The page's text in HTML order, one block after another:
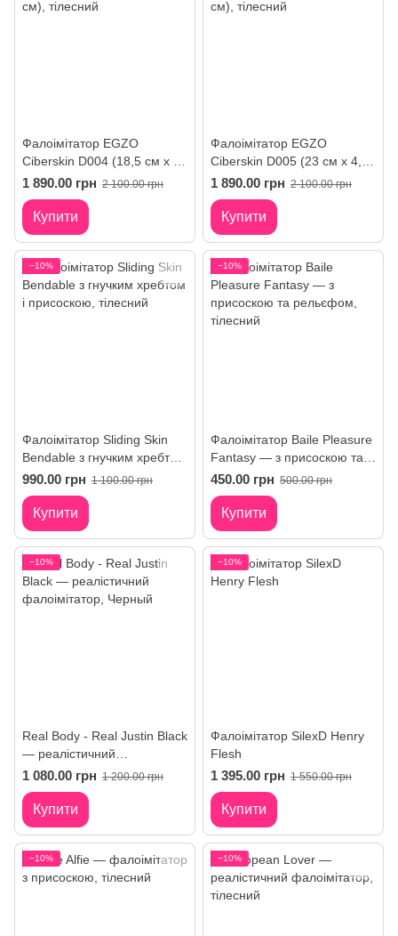
Фалоімітатор EGZO
Ciberskin D004 (18,5 см х 4
см)
1 890.00 грн 2 100.00 грн
Купити
Фалоімітатор EGZO
Ciberskin D005 (23 см х 4,5
см)
1 890.00 грн 2 100.00 грн
Купити
−10%
Фалоімітатор Sliding Skin
Bendable з гнучким хребтом
і присоскою
990.00 грн 1 100.00 грн
Купити
−10%
Фалоімітатор Baile Pleasure
Fantasy — з присоскою та
рельєфом
450.00 грн 500.00 грн
Купити
−10%
Real Body - Real Justin Black
— реалістичний
фалоімітатор
1 080.00 грн 1 200.00 грн
Купити
−10%
Фалоімітатор SilexD Henry
Flesh
1 395.00 грн 1 550.00 грн
Купити
−10% −10%